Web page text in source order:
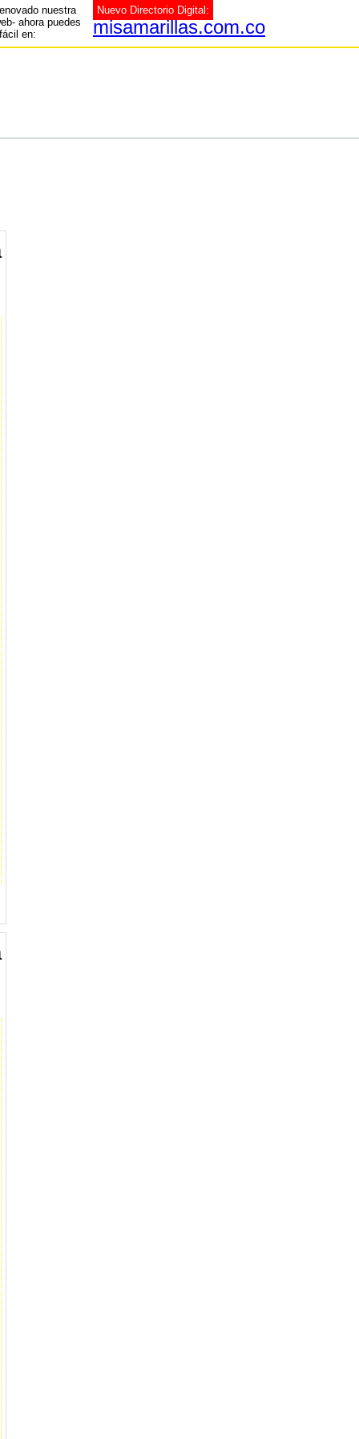
nuestra
ahora puedes
en:
Nuevo Directorio Digital:
misamarillas.com.co